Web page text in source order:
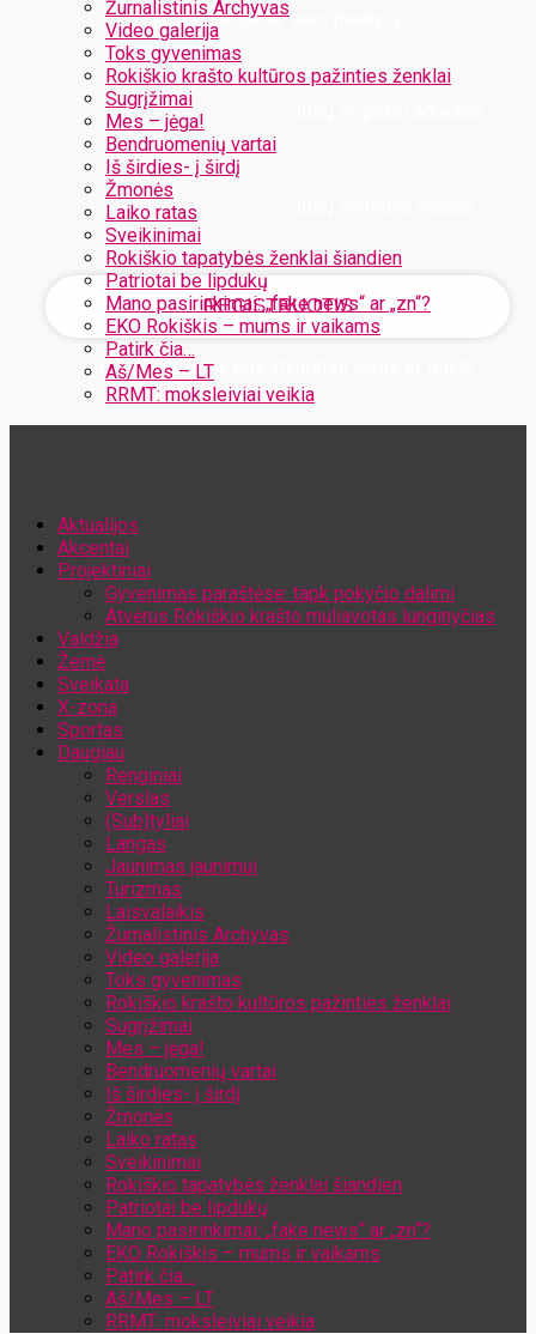
Žurnalistinis Archyvas
Video galerija
Toks gyvenimas
Rokiškio krašto kultūros pažinties ženklai
Sugrįžimai
Mes – jėga!
Bendruomenių vartai
Iš širdies- į širdį
Žmonės
Laiko ratas
Sveikinimai
Rokiškio tapatybės ženklai šiandien
Patriotai be lipdukų
Mano pasirinkimai: „fake news“ ar „zn“?
EKO Rokiškis – mums ir vaikams
Patirk čia…
Aš/Mes – LT
RRMT: moksleiviai veikia
Užregistruokite savo paskyrą
Jūsų slaptažodis bus atsiųstas Jums el. paštu
Aktualijos
Akcentai
Projektiniai
Gyvenimas paraštėse: tapk pokyčio dalimi
Atvėrus Rokiškio krašto muliavotas lunginyčias
Valdžia
Žemė
Sveikata
X-zona
Sportas
Daugiau
Renginiai
Verslas
(Sub)tyliai
Langas
Jaunimas jaunimui
Turizmas
Laisvalaikis
Žurnalistinis Archyvas
Video galerija
Toks gyvenimas
Rokiškio krašto kultūros pažinties ženklai
Sugrįžimai
Mes – jėga!
Bendruomenių vartai
Iš širdies- į širdį
Žmonės
Laiko ratas
Sveikinimai
Rokiškio tapatybės ženklai šiandien
Patriotai be lipdukų
Mano pasirinkimai: „fake news“ ar „zn“?
EKO Rokiškis – mums ir vaikams
Patirk čia…
Aš/Mes – LT
RRMT: moksleiviai veikia